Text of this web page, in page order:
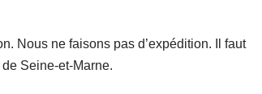
Nous ne faisons pas d’expédition. Il faut
Seine-et-Marne.